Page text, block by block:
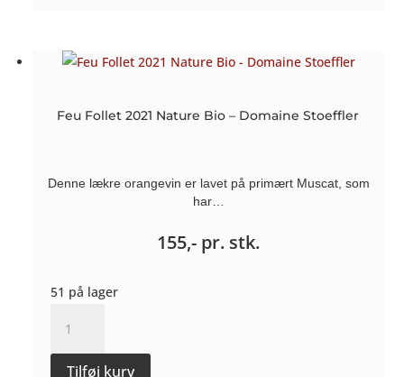
antal
Feu Follet 2021 Nature Bio – Domaine Stoeffler
Denne lækre orangevin er lavet på primært Muscat, som
har…
155,- pr. stk.
51 på lager
Follet
2021
Tilføj kurv